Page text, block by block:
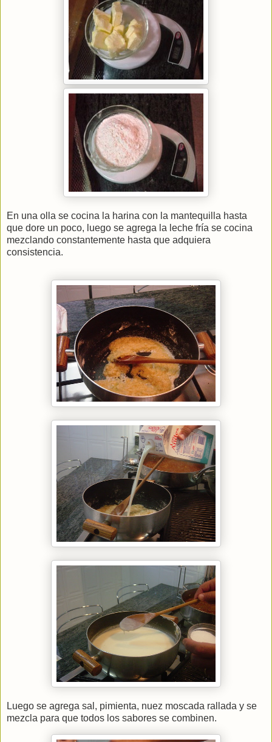
En una olla se cocina la harina con la mantequilla hasta
que dore un poco, luego se agrega la leche fría se cocina
mezclando constantemente hasta que adquiera
consistencia.
Luego se agrega sal, pimienta, nuez moscada rallada y se
mezcla para que todos los sabores se combinen.